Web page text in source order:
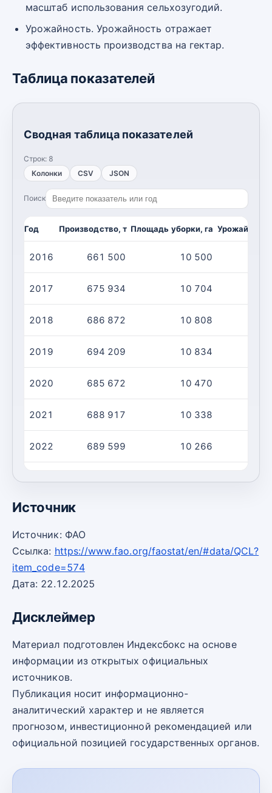
масштаб использования сельхозугодий.
Урожайность. Урожайность отражает
эффективность производства на гектар.
Таблица показателей
Сводная таблица показателей
Строк: 8
Колонки
CSV JSON
Поиск
Год Производство, т Площадь уборки, га
2016 661 500 10 500
2017 675 934 10 704
2018 686 872 10 808
2019 694 209 10 834
2020 685 672 10 470
2021 688 917 10 338
2022 689 599 10 266
Источник
Источник: ФАО
Ссылка: https://www.fao.org/faostat/en/#data/QCL?
item_code=574
Дата: 22.12.2025
Дисклеймер
Материал подготовлен Индексбокс на основе
информации из открытых официальных
источников.
Публикация носит информационно-
аналитический характер и не является
прогнозом, инвестиционной рекомендацией или
официальной позицией государственных органов.